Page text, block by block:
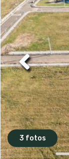
3 fotos